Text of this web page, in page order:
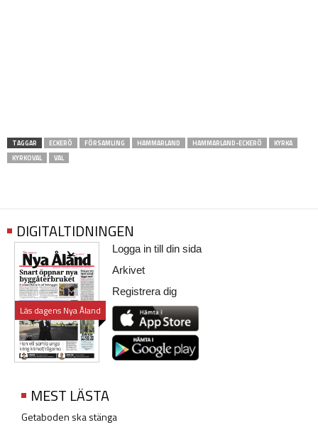
TAGGAR ECKERÖ FÖRSAMLING HAMMARLAND HAMMARLAND-ECKERÖ
KYRKA
KYRKOVAL
VAL
DIGITALTIDNINGEN
Läs dagens Nya Åland
Logga in till din sida
Arkivet
Registrera dig
MEST LÄSTA
Getaboden ska stänga